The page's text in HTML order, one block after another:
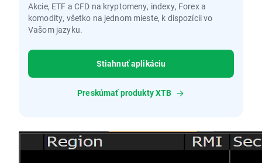
Akcie, ETF a CFD na kryptomeny, indexy, Forex a
komodity, všetko na jednom mieste, k dispozícii vo
Vašom jazyku.
Stiahnuť aplikáciu
Preskúmať produkty XTB